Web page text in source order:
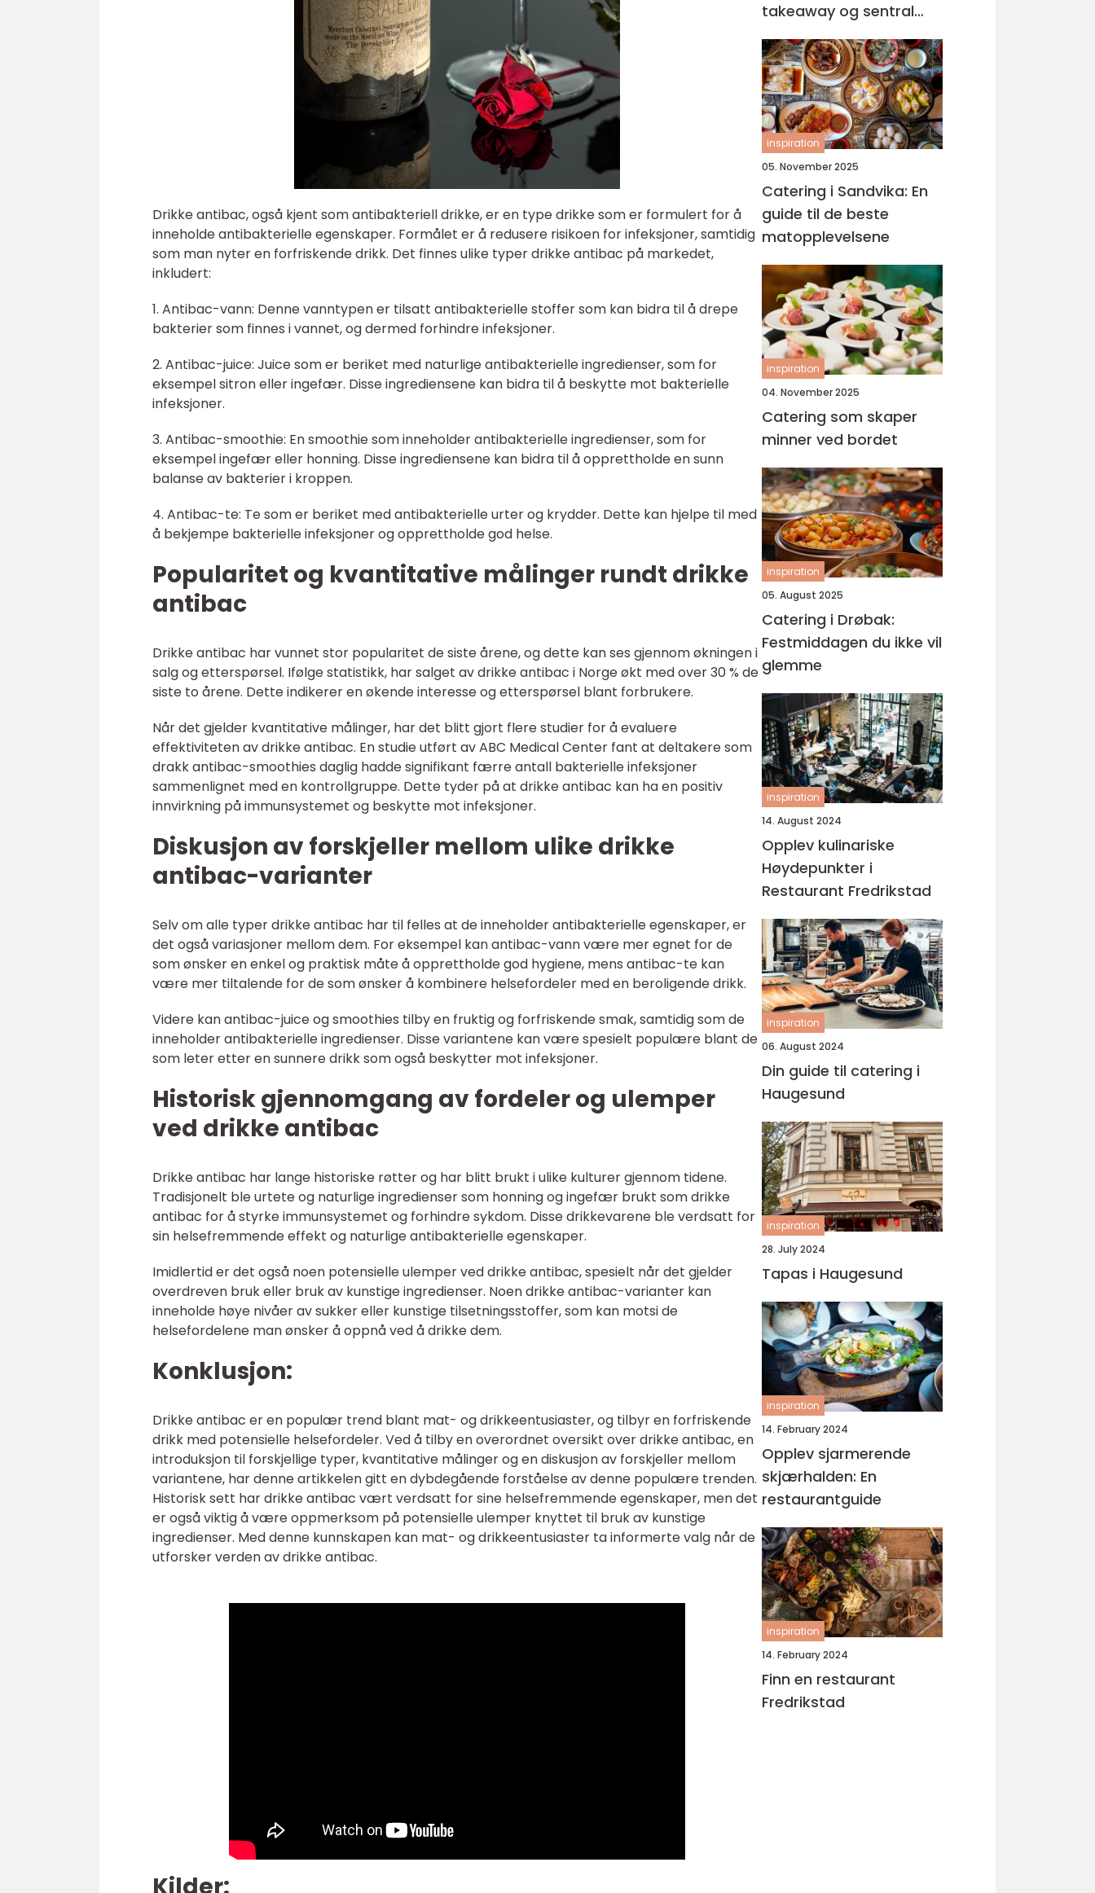
Drikke antibac, også kjent som antibakteriell drikke, er en type drikke som er formulert for å
inneholde antibakterielle egenskaper. Formålet er å redusere risikoen for infeksjoner, samtidig
som man nyter en forfriskende drikk. Det finnes ulike typer drikke antibac på markedet,
inkludert:
1. Antibac-vann: Denne vanntypen er tilsatt antibakterielle stoffer som kan bidra til å drepe
bakterier som finnes i vannet, og dermed forhindre infeksjoner.
2. Antibac-juice: Juice som er beriket med naturlige antibakterielle ingredienser, som for
eksempel sitron eller ingefær. Disse ingrediensene kan bidra til å beskytte mot bakterielle
infeksjoner.
3. Antibac-smoothie: En smoothie som inneholder antibakterielle ingredienser, som for
eksempel ingefær eller honning. Disse ingrediensene kan bidra til å opprettholde en sunn
balanse av bakterier i kroppen.
4. Antibac-te: Te som er beriket med antibakterielle urter og krydder. Dette kan hjelpe til med
å bekjempe bakterielle infeksjoner og opprettholde god helse.
Popularitet og kvantitative målinger rundt drikke
antibac
Drikke antibac har vunnet stor popularitet de siste årene, og dette kan ses gjennom økningen i
salg og etterspørsel. Ifølge statistikk, har salget av drikke antibac i Norge økt med over 30 % de
siste to årene. Dette indikerer en økende interesse og etterspørsel blant forbrukere.
Når det gjelder kvantitative målinger, har det blitt gjort flere studier for å evaluere
effektiviteten av drikke antibac. En studie utført av ABC Medical Center fant at deltakere som
drakk antibac-smoothies daglig hadde signifikant færre antall bakterielle infeksjoner
sammenlignet med en kontrollgruppe. Dette tyder på at drikke antibac kan ha en positiv
innvirkning på immunsystemet og beskytte mot infeksjoner.
Diskusjon av forskjeller mellom ulike drikke
antibac-varianter
Selv om alle typer drikke antibac har til felles at de inneholder antibakterielle egenskaper, er
det også variasjoner mellom dem. For eksempel kan antibac-vann være mer egnet for de
som ønsker en enkel og praktisk måte å opprettholde god hygiene, mens antibac-te kan
være mer tiltalende for de som ønsker å kombinere helsefordeler med en beroligende drikk.
Videre kan antibac-juice og smoothies tilby en fruktig og forfriskende smak, samtidig som de
inneholder antibakterielle ingredienser. Disse variantene kan være spesielt populære blant de
som leter etter en sunnere drikk som også beskytter mot infeksjoner.
Historisk gjennomgang av fordeler og ulemper
ved drikke antibac
Drikke antibac har lange historiske røtter og har blitt brukt i ulike kulturer gjennom tidene.
Tradisjonelt ble urtete og naturlige ingredienser som honning og ingefær brukt som drikke
antibac for å styrke immunsystemet og forhindre sykdom. Disse drikkevarene ble verdsatt for
sin helsefremmende effekt og naturlige antibakterielle egenskaper.
Imidlertid er det også noen potensielle ulemper ved drikke antibac, spesielt når det gjelder
overdreven bruk eller bruk av kunstige ingredienser. Noen drikke antibac-varianter kan
inneholde høye nivåer av sukker eller kunstige tilsetningsstoffer, som kan motsi de
helsefordelene man ønsker å oppnå ved å drikke dem.
Konklusjon:
Drikke antibac er en populær trend blant mat- og drikkeentusiaster, og tilbyr en forfriskende
drikk med potensielle helsefordeler. Ved å tilby en overordnet oversikt over drikke antibac, en
introduksjon til forskjellige typer, kvantitative målinger og en diskusjon av forskjeller mellom
variantene, har denne artikkelen gitt en dybdegående forståelse av denne populære trenden.
Historisk sett har drikke antibac vært verdsatt for sine helsefremmende egenskaper, men det
er også viktig å være oppmerksom på potensielle ulemper knyttet til bruk av kunstige
ingredienser. Med denne kunnskapen kan mat- og drikkeentusiaster ta informerte valg når de
utforsker verden av drikke antibac.
takeaway og sentral
beliggenhet
inspiration
05. November 2025
Catering i Sandvika: En
guide til de beste
matopplevelsene
inspiration
04. November 2025
Catering som skaper
minner ved bordet
inspiration
05. August 2025
Catering i Drøbak:
Festmiddagen du ikke vil
glemme
inspiration
14. August 2024
Opplev kulinariske
Høydepunkter i
Restaurant Fredrikstad
inspiration
06. August 2024
Din guide til catering i
Haugesund
inspiration
28. July 2024
Tapas i Haugesund
inspiration
14. February 2024
Opplev sjarmerende
skjærhalden: En
restaurantguide
inspiration
14. February 2024
Finn en restaurant
Fredrikstad